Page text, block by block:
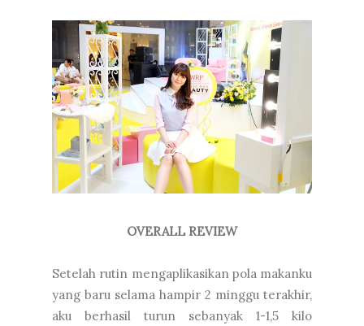
OVERALL REVIEW
Setelah rutin mengaplikasikan pola makanku
yang baru selama hampir 2 minggu terakhir,
aku berhasil turun sebanyak 1-1,5 kilo